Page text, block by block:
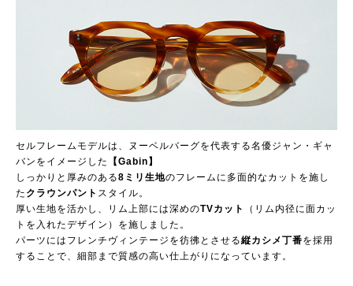
セルフレームモデルは、ヌーベルバーグを代表する名優ジャン・ギャ
バンをイメージした
【Gabin】
しっかりと厚みのある8ミリ生地のフレームに多面的なカットを施し
た クラウンパント スタイル。
厚い生地を活かし、リム上部には深めのTVカット
（リム内径に面カッ
トを入れたデザイン）を施しました。
パーツにはフレンチヴィンテージを彷彿とさせる縦カシメ丁番を採用
することで、細部まで質感の高い仕上がりになっています。